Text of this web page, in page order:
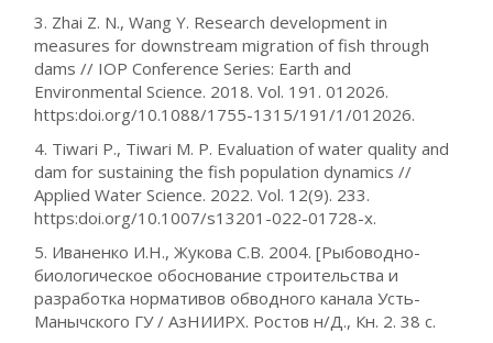
3. Zhai Z. N., Wang Y. Research development in
measures for downstream migration of fish through
dams // IOP Conference Series: Earth and
Environmental Science. 2018. Vol. 191. 012026.
https:doi.org/10.1088/1755-1315/191/1/012026.
4. Tiwari P., Tiwari M. P. Evaluation of water quality and
dam for sustaining the fish population dynamics //
Applied Water Science. 2022. Vol. 12(9). 233.
https:doi.org/10.1007/s13201-022-01728-x.
5. Иваненко И.Н., Жукова С.В. 2004. [Рыбоводно-
биологическое обоснование строительства и
разработка нормативов обводного канала Усть-
Манычского ГУ / АзНИИРХ. Ростов н/Д., Кн. 2. 38 с.